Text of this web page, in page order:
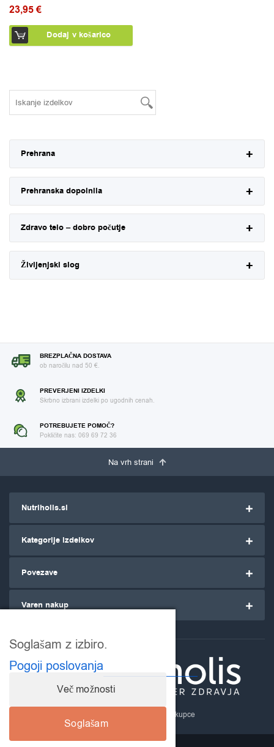
23,95€
Dodaj v košarico
Prehrana
Prehranska dopolnila
Zdravo telo – dobro počutje
Življenjski slog
BREZPLAČNA DOSTAVA
ob naročilu nad 50 €.
PREVERJENI IZDELKI
Skrbno izbrani izdelki po ugodnih cenah.
POTREBUJETE POMOČ?
Pokličite nas: 069 69 72 36
Na vrh strani
Nutriholis.si
Kategorije izdelkov
Povezave
Varen nakup
- za ozaveščene kupce
Soglašam z izbiro.
Pogoji poslovanja
Več možnosti
Soglašam